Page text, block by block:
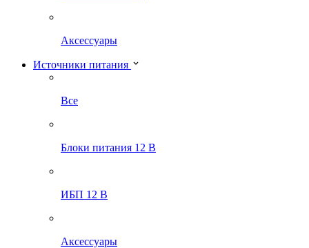
Аксессуары
Источники питания
Все
Блоки питания 12 В
ИБП 12 В
Аксессуары